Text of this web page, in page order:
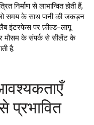
निर्माण से लाभान्वित होती हैं,
समय के साथ पानी की जकड़न
इंटरफेस पर फ़ील्ड-लागू
मौसम के संपर्क से सीलेंट के
है.
प्रभावित